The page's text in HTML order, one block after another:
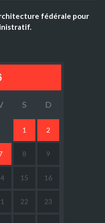
fédérale pour
S D
1 2
8 9
15 16
22 23